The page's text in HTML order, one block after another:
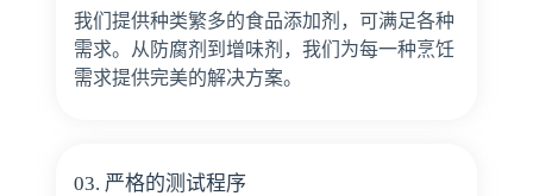
我们提供种类繁多的食品添加剂，可满足各种
需求。从防腐剂到增味剂，我们为每一种烹饪
需求提供完美的解决方案。
03. 严格的测试程序